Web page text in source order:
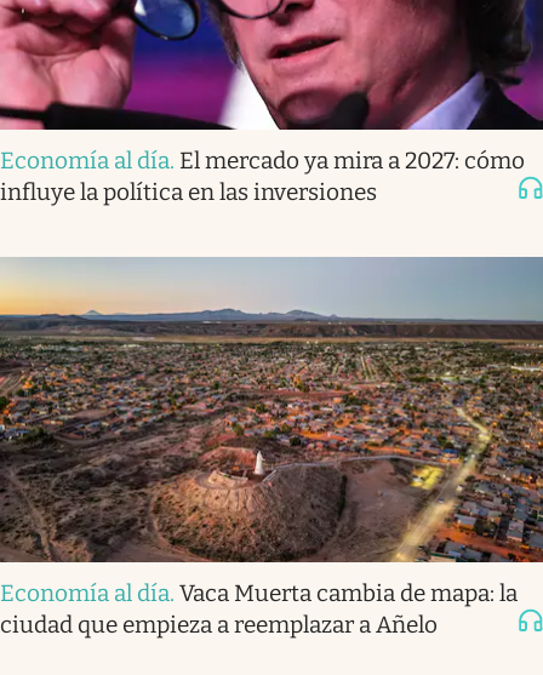
Economía al día. El mercado ya mira a 2027: cómo
influye la política en las inversiones
Economía al día. Vaca Muerta cambia de mapa: la
ciudad que empieza a reemplazar a Añelo